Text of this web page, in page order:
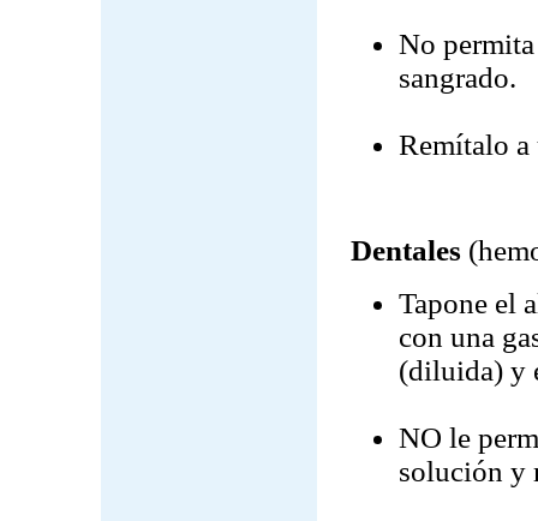
No permita
sangrado.
Remítalo a
Dentales
Tapone el
con una
(diluida) y
NO le
solución y